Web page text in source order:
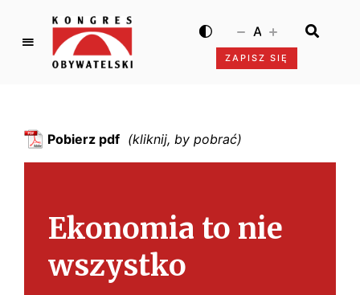
K
g
O
b
w
ZAPISZ SIĘ
A
Pobierz pdf
Ekonomia to nie
wszystko